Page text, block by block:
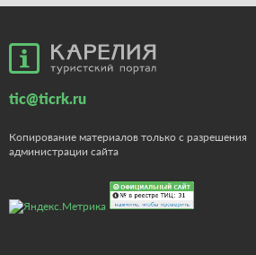
tic@ticrk.ru
Копирование материалов только с разрешения
администрации сайта